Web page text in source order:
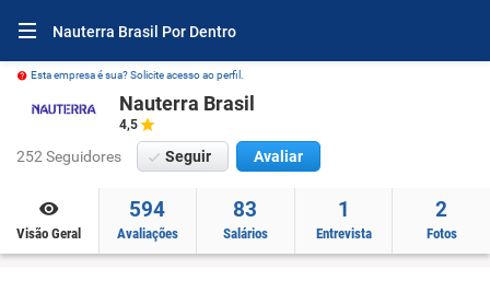
Nauterra Brasil Por Dentro
Esta empresa é sua? Solicite acesso ao perfil.
Nauterra Brasil
4,5
252 Seguidores Seguir Avaliar
Visão Geral
594
Avaliações
83
Salários
1
Entrevista
2
Fotos